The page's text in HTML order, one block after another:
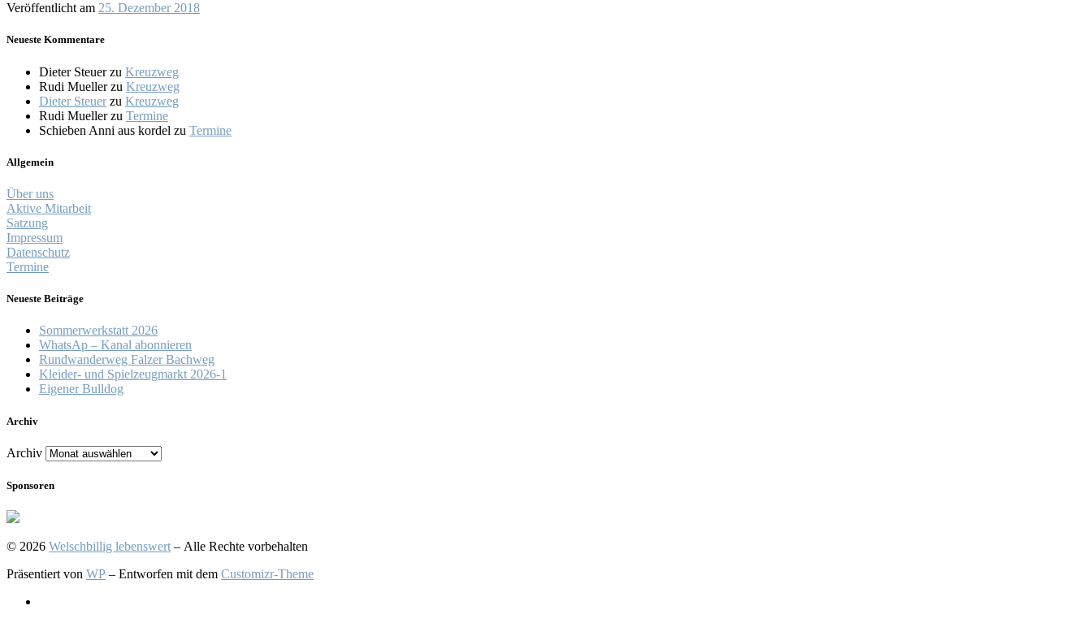
Veröffentlicht am 25. Dezember 2018
Neueste Kommentare
Dieter Steuerzu Kreuzweg
Rudi Muellerzu Kreuzweg
Dieter Steuerzu Kreuzweg
Rudi Muellerzu Termine
Schieben Anni aus kordel zu Termine
Allgemein
Über uns
Aktive Mitarbeit
Satzung
Impressum
Datenschutz
Termine
Neueste Beiträge
Sommerwerkstatt 2026
WhatsAp – Kanal abonnieren
Rundwanderweg Falzer Bachweg
Kleider- und Spielzeugmarkt 2026-1
Eigener Bulldog
Archiv
Archiv
Sponsoren
© 2026 Welschbillig lebenswert – Alle Rechte vorbehalten
Präsentiert von WP – Entworfen mit dem Customizr-Theme